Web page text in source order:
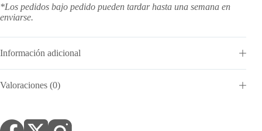
*Los pedidos bajo pedido pueden tardar hasta una semana en
enviarse.
Información adicional
Valoraciones (0)